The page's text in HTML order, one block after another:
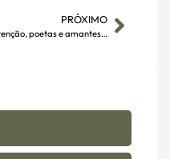
PRÓXIMO
Atenção, poetas e amantes da palavra!